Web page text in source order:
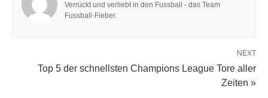
Verrückt und verliebt in den Fussball - das Team
Fussball-Fieber.
NEXT
Top 5 der schnellsten Champions League Tore aller
Zeiten »